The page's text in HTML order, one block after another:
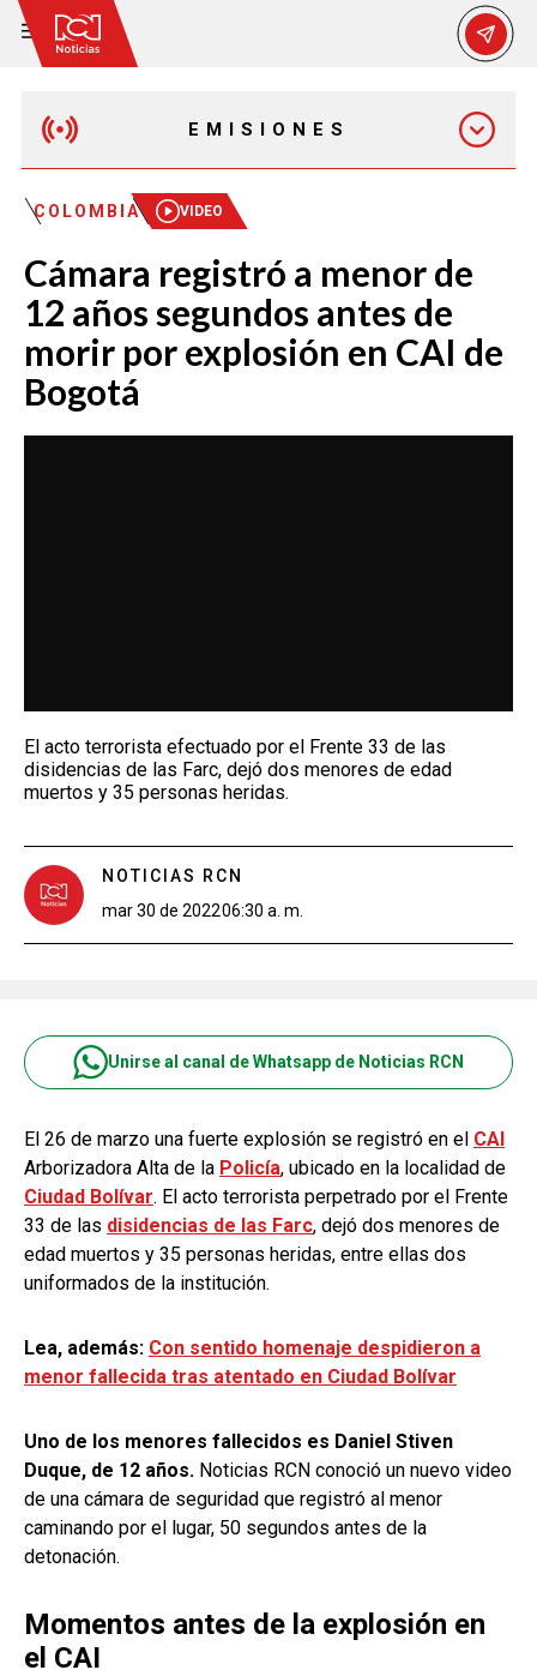
EMISIONES
EMISIÓN 12:30 PM
EMISIÓN 7:00 PM
COLOMBIA VIDEO
Cámara registró a menor de
12 años segundos antes de
morir por explosión en CAI de
Bogotá
El acto terrorista efectuado por el Frente 33 de las
disidencias de las Farc, dejó dos menores de edad
muertos y 35 personas heridas.
NOTICIAS RCN
mar 30 de 202206:30 a. m.
Unirse al canal de Whatsapp de Noticias RCN
El 26 de marzo una fuerte explosión se registró en el CAI
Arborizadora Alta de la Policía, ubicado en la localidad de
Ciudad Bolívar. El acto terrorista perpetrado por el Frente
33 de las disidencias de las Farc, dejó dos menores de
edad muertos y 35 personas heridas, entre ellas dos
uniformados de la institución.
Lea, además: Con sentido homenaje despidieron a
menor fallecida tras atentado en Ciudad Bolívar
Uno de los menores fallecidos es Daniel Stiven
Duque, de 12 años. Noticias RCN conoció un nuevo video
de una cámara de seguridad que registró al menor
caminando por el lugar, 50 segundos antes de la
detonación.
Momentos antes de la explosión en
el CAI